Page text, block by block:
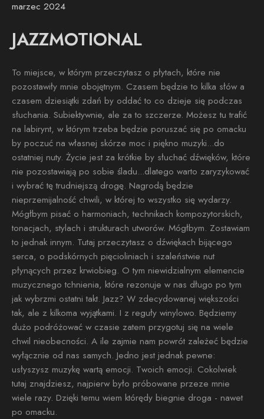
marzec 2024
JAZZMOTIONAL
To miejsce, w którym przeczytasz o płytach, które nie
pozostawiły mnie obojętnym. Czasem będzie to kilka słów a
czasem dziesiątki zdań by oddać to co dzieje się podczas
słuchania. Subiektywnie, ale za to szczerze. Możesz tu trafić
na labirynt, w którym trzeba będzie poruszać się po omacku
by poczuć na własnej skórze moc i piękno muzyki...do
ostatniej nuty. Życie jest za krótkie by słuchać dźwięków, które
nie pozostawiają po sobie śladu...dlatego warto zaryzykować
i wybrać tę trudniejszą drogę. Nagrodą będzie
nieprzemijalność chwili, w której to wszystko się wydarzy.
Mógłbym pisać o harmoniach, technikach kompozytorskich,
tonacjach, stylach i strukturach utworów. Mógłbym. Zostawiam
to jednak innym. Tutaj przeczytasz o dźwiękach bijącego
serca, o podskórnych pięcioliniach i szaleństwie nut
płynących przez krwiobieg. O tym niewidzialnym elemencie
muzycznego tchnienia, które rezonuje w nas długo po tym
jak wybrzmi ostatni takt. Jazz? W zdecydowanej większości
tak, ale z kilkoma wyjątkami. I z reguły winylowo. Będziemy
dużo podróżować w czasie zatem przygotuj się na wiele
chwil nieobecności. A ile zajmie nam powrót zależeć będzie
wyłącznie od nas samych. Jedno jest jednak pewne:
usłyszysz muzykę wartą emocji. Twoich emocji. Cokolwiek
tutaj znajdziesz, najpierw było próbowane przeze mnie
wiele razy. Dzięki temu wiem którędy biegnie droga - nawet
po omacku.